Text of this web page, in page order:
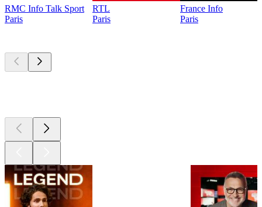
RMC Info Talk Sport
Paris
RTL
Paris
France Info
Paris